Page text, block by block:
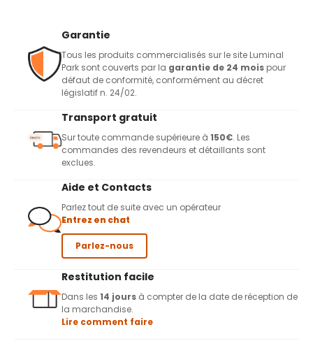
Garantie
Tous les produits commercialisés sur le site Luminal
Park sont couverts par la garantie de 24 mois pour
défaut de conformité, conformément au décret
législatif n. 24/02.
Transport gratuit
Sur toute commande supérieure à 150€. Les
commandes des revendeurs et détaillants sont
exclues.
Aide et Contacts
Parlez tout de suite avec un opérateur
Entrez en chat
Parlez-nous
Restitution facile
Dans les 14 jours à compter de la date de réception de
la marchandise.
Lire comment faire